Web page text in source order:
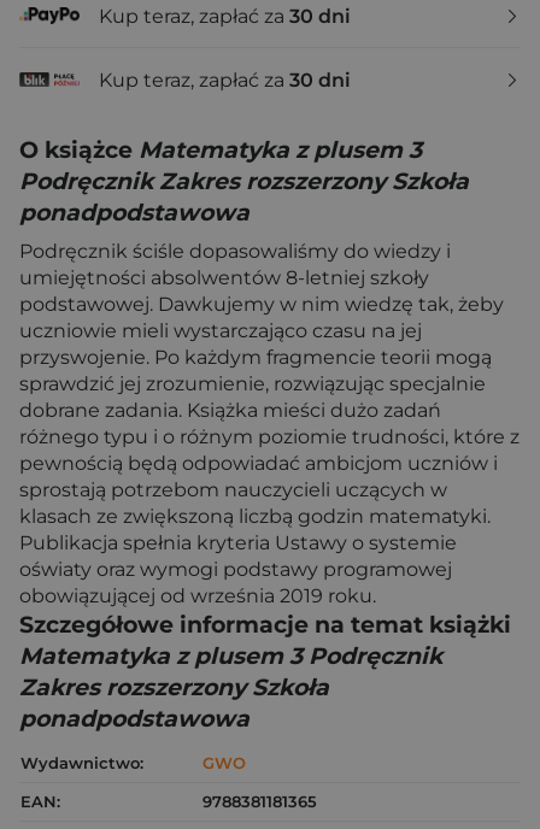
Kup teraz, zapłać za 30 dni
Kup teraz, zapłać za 30 dni
O książce Matematyka z plusem 3
Podręcznik Zakres rozszerzony Szkoła
ponadpodstawowa
Podręcznik ściśle dopasowaliśmy do wiedzy i
umiejętności absolwentów 8-letniej szkoły
podstawowej. Dawkujemy w nim wiedzę tak, żeby
uczniowie mieli wystarczająco czasu na jej
przyswojenie. Po każdym fragmencie teorii mogą
sprawdzić jej zrozumienie, rozwiązując specjalnie
dobrane zadania. Książka mieści dużo zadań
różnego typu i o różnym poziomie trudności, które z
pewnością będą odpowiadać ambicjom uczniów i
sprostają potrzebom nauczycieli uczących w
klasach ze zwiększoną liczbą godzin matematyki.
Publikacja spełnia kryteria Ustawy o systemie
oświaty oraz wymogi podstawy programowej
obowiązującej od września 2019 roku.
Szczegółowe informacje na temat książki
Matematyka z plusem 3 Podręcznik
Zakres rozszerzony Szkoła
ponadpodstawowa
Wydawnictwo:
GWO
EAN:
9788381181365